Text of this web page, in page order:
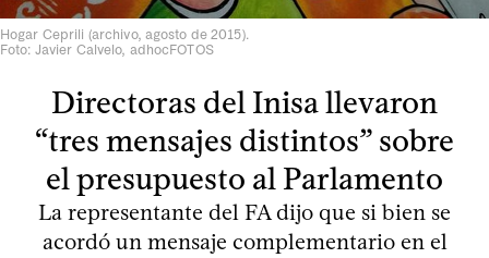
Hogar Ceprili (archivo, agosto de 2015).
Foto: Javier Calvelo, adhocFOTOS
Directoras del Inisa llevaron
“tres mensajes distintos” sobre
el presupuesto al Parlamento
La representante del FA dijo que si bien se
acordó un mensaje complementario en el